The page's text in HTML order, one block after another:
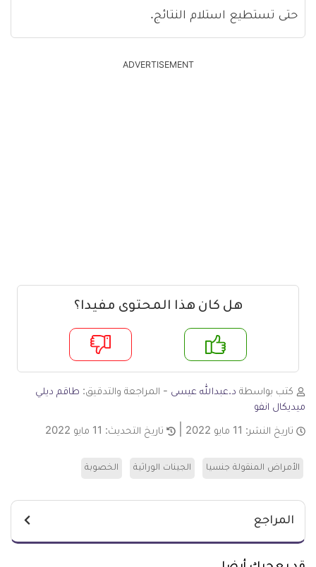
حتى تستطيع استلام النتائج.
ADVERTISEMENT
هل كان هذا المحتوى مفيدا؟
لا
كتب بواسطة د.عبدالله عيسى - المراجعة والتدقيق: طاقم ديلي
ميديكال انفو
تاريخ النشر: 11 مايو 2022 تاريخ التحديث: 11 مايو 2022
الأمراض المنقولة جنسيا الجينات الوراثية الخصوبة
المراجع